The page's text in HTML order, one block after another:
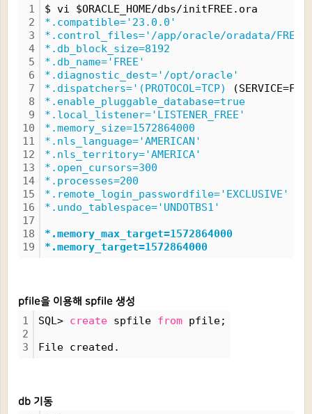
1
2
3
4
5
6
7
8
9
10
11
12
13
14
15
16
17
18
19
$ vi $ORACLE_HOME/dbs/initFREE.ora
*.compatible='23.0.0'
*.control_files='/app/oracle/oradata/
*.db_block_size=8192
*.db_name='FREE'
*.diagnostic_dest='/opt/oracle'
*.dispatchers='(PROTOCOL=TCP)
*.enable_pluggable_database=true
*.local_listener='LISTENER_FREE'
*.memory_size=1572864000
*.nls_language='AMERICAN'
*.nls_territory='AMERICA'
*.open_cursors=300
*.processes=200
*.remote_login_passwordfile='EXCLUSIVE'
*.undo_tablespace='UNDOTBS1'
*.memory_max_target=1572864000
*.memory_target=1572864000
pfile을 이용해 spfile 생성
1
2
3
SQL> create spfile from pfile;
File created.
db 기동